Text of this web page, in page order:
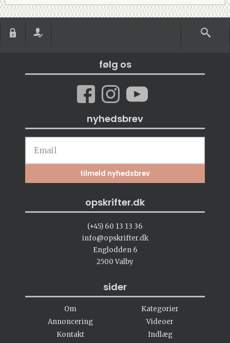
følg os
nyhedsbrev
opskrifter.dk
(+45) 60 13 13 36
info@opskrifter.dk
Englodden 6
2500 Valby
sider
Om
Annoncering
Kontakt
Kategorier
Videoer
Indlæg